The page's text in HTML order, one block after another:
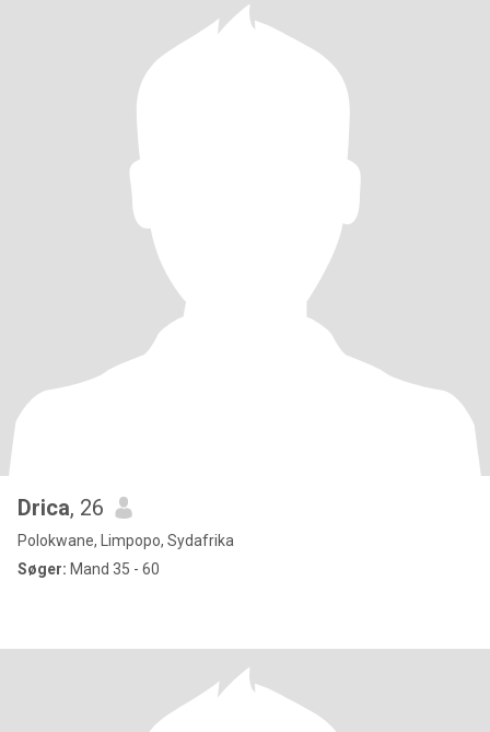
Drica, 26
Polokwane, Limpopo, Sydafrika
Søger: Mand 35 - 60